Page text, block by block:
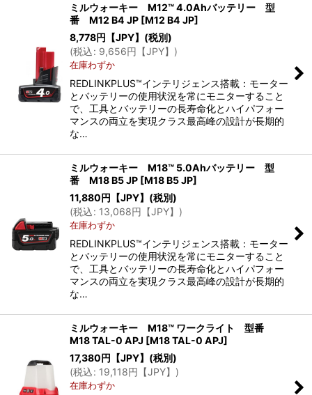
ミルウォーキー M12™ 4.0Ahバッテリー 型
番 M12 B4 JP [M12 B4 JP]
8,778円【JPY】 (税別)
(税込: 9,656円【JPY】 )
在庫わずか
REDLINKPLUS™インテリジェンス搭載：モーター
とバッテリーの使用状況を常にモニターすること
で、工具とバッテリーの長寿命化とハイパフォー
マンスの両立を実現クラス最高峰の設計が長期的
な…
ミルウォーキー M18™ 5.0Ahバッテリー 型
番 M18 B5 JP [M18 B5 JP]
11,880円【JPY】 (税別)
(税込: 13,068円【JPY】 )
在庫わずか
REDLINKPLUS™インテリジェンス搭載：モーター
とバッテリーの使用状況を常にモニターすること
で、工具とバッテリーの長寿命化とハイパフォー
マンスの両立を実現クラス最高峰の設計が長期的
な…
ミルウォーキー M18™ ワークライト 型番
M18 TAL-0 APJ [M18 TAL-0 APJ]
17,380円【JPY】 (税別)
(税込: 19,118円【JPY】 )
在庫わずか